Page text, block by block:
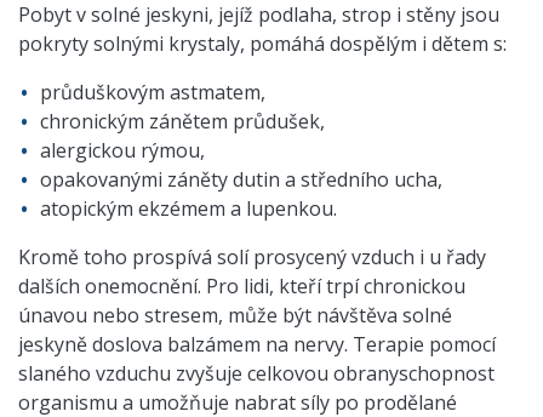
Pobyt v solné jeskyni, jejíž podlaha, strop i stěny jsou
pokryty solnými krystaly, pomáhá dospělým i dětem s:
průduškovým astmatem,
chronickým zánětem průdušek,
alergickou rýmou,
opakovanými záněty dutin a středního ucha,
atopickým ekzémem a lupenkou.
Kromě toho prospívá solí prosycený vzduch i u řady
dalších onemocnění. Pro lidi, kteří trpí chronickou
únavou nebo stresem, může být návštěva solné
jeskyně doslova balzámem na nervy. Terapie pomocí
slaného vzduchu zvyšuje celkovou obranyschopnost
organismu a umožňuje nabrat síly po prodělané